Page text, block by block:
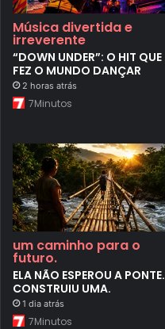
Música divertida e
irreverente
“DOWN UNDER”: O HIT QUE
FEZ O MUNDO DANÇAR
2 horas atrás
7Minutos
um caminho para o
futuro.
ELA NÃO ESPEROU A PONTE.
CONSTRUIU UMA.
1 dia atrás
7Minutos